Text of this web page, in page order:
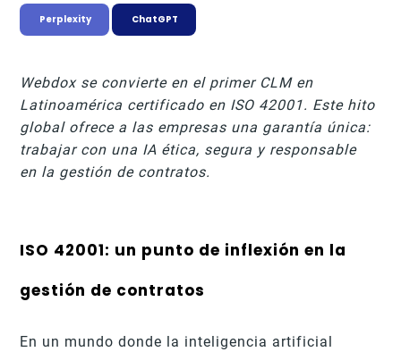
Perplexity ChatGPT
Webdox se convierte en el primer CLM en
Latinoamérica certificado en ISO 42001. Este hito
global ofrece a las empresas una garantía única:
trabajar con una IA ética, segura y responsable
en la gestión de contratos.
ISO 42001: un punto de inflexión en la
gestión de contratos
En un mundo donde la inteligencia artificial